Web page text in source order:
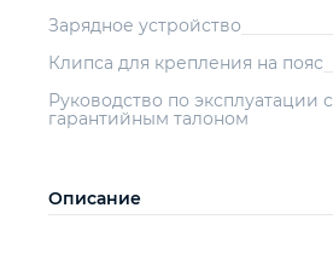
Зарядное устройство
Клипса для крепления на пояс
Руководство по эксплуатации с
гарантийным талоном
Описание